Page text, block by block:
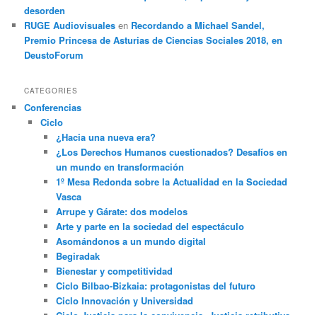
desorden
RUGE Audiovisuales en Recordando a Michael Sandel,
Premio Princesa de Asturias de Ciencias Sociales 2018, en
DeustoForum
CATEGORIES
Conferencias
Ciclo
¿Hacia una nueva era?
¿Los Derechos Humanos cuestionados? Desafíos en
un mundo en transformación
1º Mesa Redonda sobre la Actualidad en la Sociedad
Vasca
Arrupe y Gárate: dos modelos
Arte y parte en la sociedad del espectáculo
Asomándonos a un mundo digital
Begiradak
Bienestar y competitividad
Ciclo Bilbao-Bizkaia: protagonistas del futuro
Ciclo Innovación y Universidad